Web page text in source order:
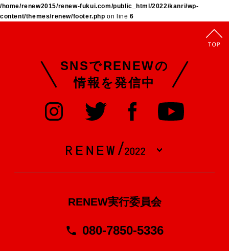
/home/renew2015/renew-fukui.com/public_html/2022/kanri/wp-
content/themes/renew/footer.php on line 6
SNSでRENEWの
情報を発信中
RENEW実行委員会
080-7850-5336